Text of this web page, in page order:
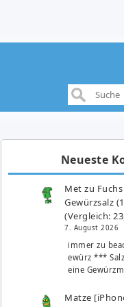
Neueste
Met zu
Gewürzsalz
(Vergleich:
7. August 2026
immer zu
ewürz ***
eine
Matze